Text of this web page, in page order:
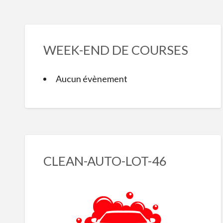
WEEK-END DE COURSES
Aucun évènement
CLEAN-AUTO-LOT-46